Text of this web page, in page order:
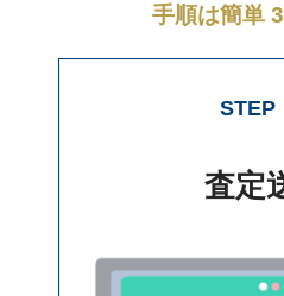
手順は簡単
STEP
査定